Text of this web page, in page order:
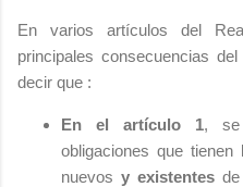
En varios artículos del
principales consecuencias
decir que :
En el artículo 1, se
obligaciones que
nuevos y existentesde